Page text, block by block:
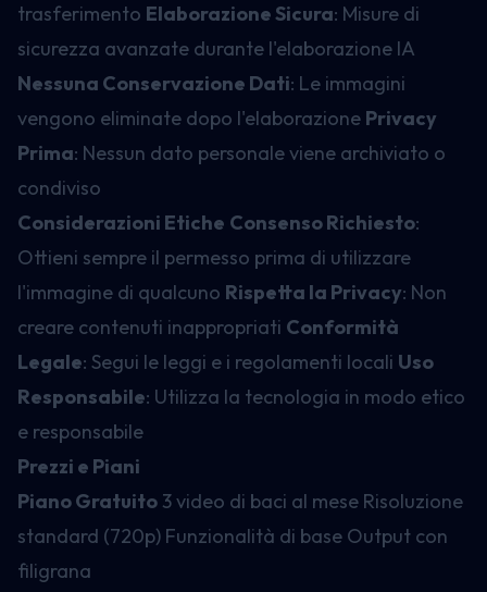
trasferimento Elaborazione Sicura: Misure di
sicurezza avanzate durante l'elaborazione IA
Nessuna Conservazione Dati: Le immagini
vengono eliminate dopo l'elaborazione Privacy
Prima: Nessun dato personale viene archiviato o
condiviso
Considerazioni Etiche Consenso Richiesto:
Ottieni sempre il permesso prima di utilizzare
l'immagine di qualcuno Rispetta la Privacy: Non
creare contenuti inappropriati Conformità
Legale: Segui le leggi e i regolamenti locali Uso
Responsabile: Utilizza la tecnologia in modo etico
e responsabile
Prezzi e Piani
Piano Gratuito 3 video di baci al mese Risoluzione
standard (720p) Funzionalità di base Output con
filigrana